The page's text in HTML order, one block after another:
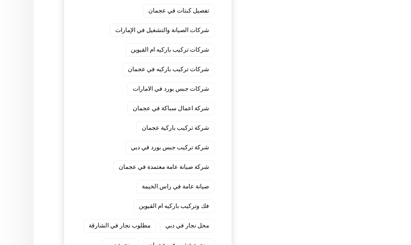
تفصيل كبتات في عجمان
شركات الصيانة والتشغيل في الإمارات
شركات تركيب باركيه ام القيوين
شركات تركيب باركيه في عجمان
شركات جبس بورد في الامارات
شركة اعمال سباكة في عجمان
شركة تركيب باركية عجمان
شركة تركيب جبس بورد في دبي
شركة صيانة عامة معتمدة في عجمان
صيانة عامة في راس الخيمة
فك وتركيب باركيه ام القيوين
محل نجار في دبي مطلوب نجار في الشارقة